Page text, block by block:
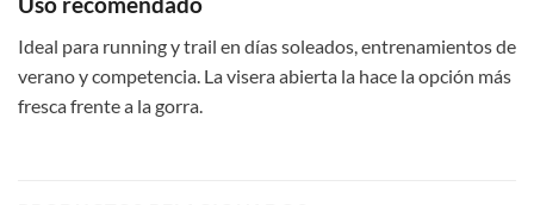
Ideal para running y trail en días soleados, entrenamientos de
verano y competencia. La visera abierta la hace la opción más
fresca frente a la gorra.